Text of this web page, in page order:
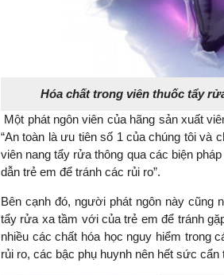
Hóa chất trong viên thuốc tẩy
Một phát ngôn viên của hãng sản xuất
“An toàn là ưu tiên số 1 của chúng tôi và
viên nang tẩy rửa thông qua các biện
dẫn trẻ em để tránh các rủi ro”.
Bên cạnh đó, người phát ngôn này cũng
tẩy rửa xa tầm với của trẻ em để tránh
nhiều các chất hóa học nguy hiểm trong
rủi ro, các bậc phụ huynh nên hết sức cẩn